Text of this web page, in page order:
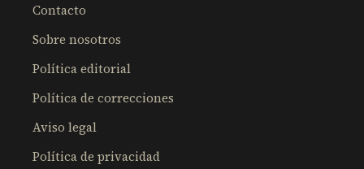
Contacto
Sobre nosotros
Política editorial
Política de correcciones
Aviso legal
Política de privacidad